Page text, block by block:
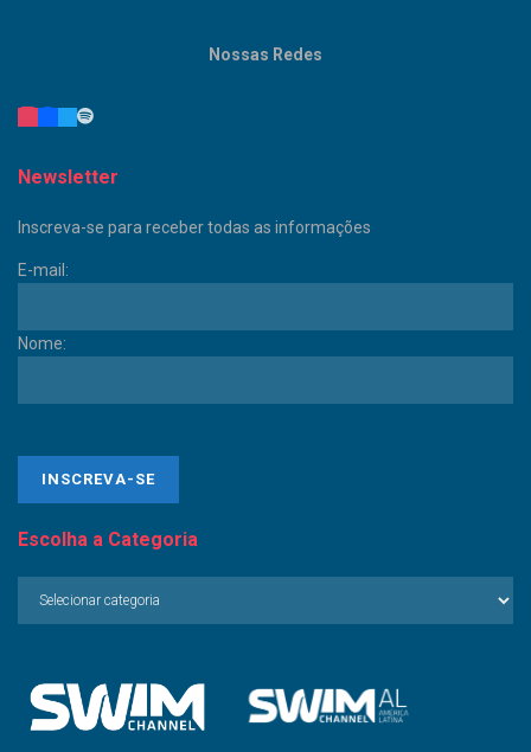
Nossas Redes
Newsletter
Inscreva-se para receber todas as informações
E-mail:
Nome:
Escolha a Categoria